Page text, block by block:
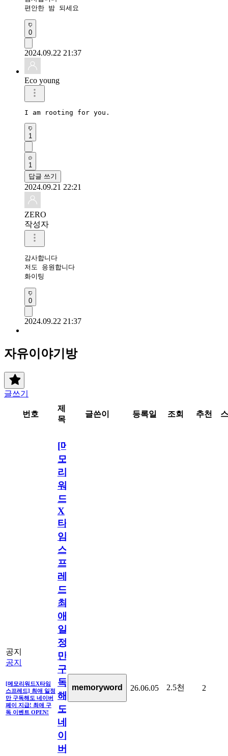
편안한 밤 되세요
0
2024.09.22 21:37
Eco young
I am rooting for you.
1
1
답글 쓰기
2024.09.21 22:21
ZERO
작성자
감사합니다
저도 응원합니다
화이팅
0
2024.09.22 21:37
자유이야기방
글쓰기
번호
제
목
글쓴이 등록일 조회 추천
공지
공지
[메모리워드X타임
스프레드] 최애 일정
만 구독해도 네이버
페이 지급! 최애 구
독 이벤트 OPEN!
[메
모
리
워
드
X
타
임
스
프
레
드]
최
애
일
정
만
구
독
해
도
네
이
버
memoryword 26.06.05 2.5천 2